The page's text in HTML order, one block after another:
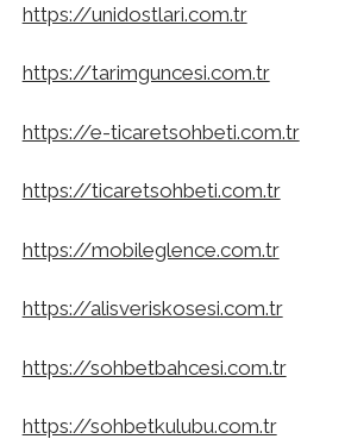
https://unidostlari.com.tr
https://tarimguncesi.com.tr
https://e-ticaretsohbeti.com.tr
https://ticaretsohbeti.com.tr
https://mobileglence.com.tr
https://alisveriskosesi.com.tr
https://sohbetbahcesi.com.tr
https://sohbetkulubu.com.tr